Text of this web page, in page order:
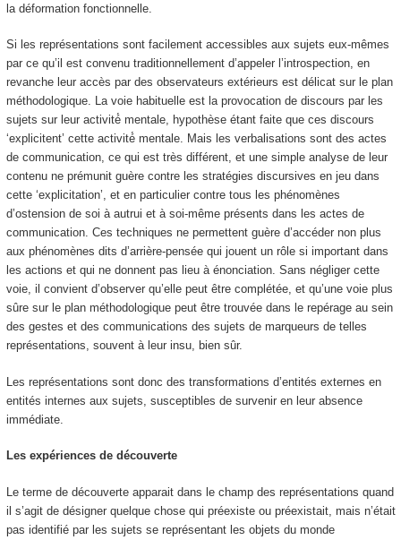
la déformation fonctionnelle.
Si les représentations sont facilement accessibles aux sujets eux-mêmes
par ce qu’il est convenu traditionnellement d’appeler l’introspection, en
revanche leur accès par des observateurs extérieurs est délicat sur le plan
méthodologique. La voie habituelle est la provocation de discours par les
sujets sur leur activité́ mentale, hypothèse étant faite que ces discours
‘explicitent’ cette activité́ mentale. Mais les verbalisations sont des actes
de communication, ce qui est très différent, et une simple analyse de leur
contenu ne prémunit guère contre les stratégies discursives en jeu dans
cette ‘explicitation’, et en particulier contre tous les phénomènes
d’ostension de soi à autrui et à soi-même présents dans les actes de
communication. Ces techniques ne permettent guère d’accéder non plus
aux phénomènes dits d’arrière-pensée qui jouent un rôle si important dans
les actions et qui ne donnent pas lieu à énonciation. Sans négliger cette
voie, il convient d’observer qu’elle peut être complétée, et qu’une voie plus
sûre sur le plan méthodologique peut être trouvée dans le repérage au sein
des gestes et des communications des sujets de marqueurs de telles
représentations, souvent à leur insu, bien sûr.
Les représentations sont donc des transformations d’entités externes en
entités internes aux sujets, susceptibles de survenir en leur absence
immédiate.
Les expériences de découverte
Le terme de découverte apparait dans le champ des représentations quand
il s’agit de désigner quelque chose qui préexiste ou préexistait, mais n’était
pas identifié par les sujets se représentant les objets du monde